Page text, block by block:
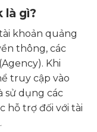
là gì?
khoản quảng
thông, các
Khi
truy cập vào
sử dụng các
hỗ trợ đối với tài